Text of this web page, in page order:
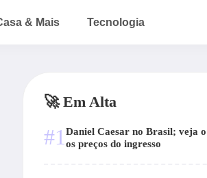
& Mais Tecnologia
🚀 Em Alta
#1 Daniel Caesar no Brasil; veja
os preços do ingresso